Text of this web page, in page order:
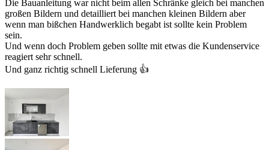
Die Bauanleitung war nicht beim allen Schränke gleich bei manchen
großen Bildern und detailliert bei manchen kleinen Bildern aber
wenn man bißchen Handwerklich begabt ist sollte kein Problem
sein.
Und wenn doch Problem geben sollte mit etwas die Kundenservice
reagiert sehr schnell.
Und ganz richtig schnell Lieferung 👍